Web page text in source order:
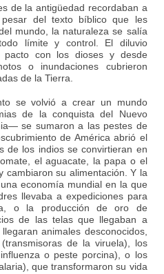
de la antigüedad recordaban a
del texto bíblico que les
mundo, la naturaleza se salía
límite y control. El diluvio
con los dioses y desde
o inundaciones cubrieron
de la Tierra.
se volvió a crear un mundo
de la conquista del Nuevo
se sumaron a las pestes de
de América abrió el
de los indios se convirtieran en
el aguacate, la papa o el
cambiaron su alimentación. Y la
economía mundial en la que
llevaba a expediciones para
o la producción de oro de
de las telas que llegaban a
animales desconocidos,
de la viruela), los
o peste porcina), o los
que transformaron su vida